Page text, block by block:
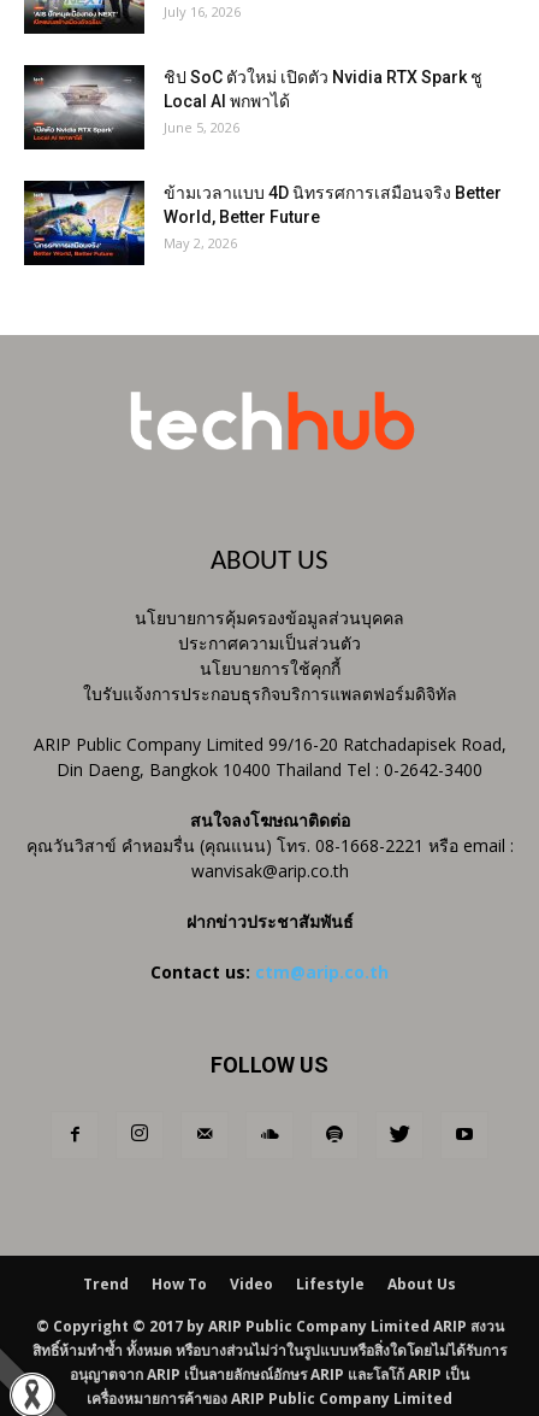
July 16, 2026
ชิป SoC ตัวใหม่ เปิดตัว Nvidia RTX Spark ชู
Local AI พกพาได้
June 5, 2026
ข้ามเวลาแบบ 4D นิทรรศการเสมือนจริง Better
World, Better Future
May 2, 2026
ABOUT US
นโยบายการคุ้มครองข้อมูลส่วนบุคคล
ประกาศความเป็นส่วนตัว
นโยบายการใช้คุกกี้
ใบรับแจ้งการประกอบธุรกิจบริการแพลตฟอร์มดิจิทัล
ARIP Public Company Limited 99/16-20 Ratchadapisek Road,
Din Daeng, Bangkok 10400 Thailand Tel : 0-2642-3400
สนใจลงโฆษณาติดต่อ
คุณวันวิสาข์ คำหอมรื่น (คุณแนน) โทร. 08-1668-2221 หรือ email :
wanvisak@arip.co.th
ฝากข่าวประชาสัมพันธ์
Contact us: ctm@arip.co.th
FOLLOW US
Trend How To Video Lifestyle About Us
© Copyright © 2017 by ARIP Public Company Limited ARIP สงวน
สิทธิ์ห้ามทำซ้ำ ทั้งหมด หรือบางส่วนไม่ว่าในรูปแบบหรือสิ่งใดโดยไม่ได้รับการ
อนุญาตจาก ARIP เป็นลายลักษณ์อักษร ARIP และโลโก้ ARIP เป็น
เครื่องหมายการค้าของ ARIP Public Company Limited